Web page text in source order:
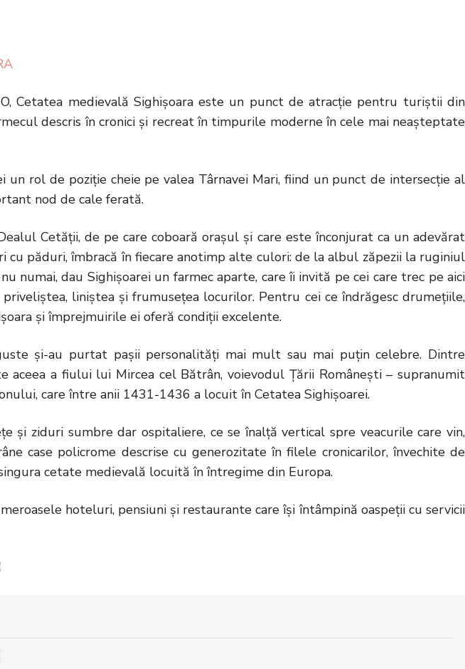
Cetatea medievală Sighişoara este un punct de atracţie pentru turiştii din
descris în cronici şi recreat în timpurile moderne în cele mai neaşteptate
un rol de poziţie cheie pe valea Târnavei Mari, fiind un punct de intersecţie al
nod de cale ferată.
Cetăţii, de pe care coboară oraşul şi care este înconjurat ca un adevărat
cu păduri, îmbracă în fiecare anotimp alte culori: de la albul zăpezii la ruginiul
numai, dau Sighişoarei un farmec aparte, care îi invită pe cei care trec pe aici
liniştea şi frumuseţea locurilor. Pentru cei ce îndrăgesc drumeţiile,
şi împrejmuirile ei oferă condiţii excelente.
şi-au purtat paşii personalităţi mai mult sau mai puţin celebre. Dintre
aceea a fiului lui Mircea cel Bătrân, voievodul Ţării Româneşti – supranumit
care între anii 1431-1436 a locuit în Cetatea Sighişoarei.
şi ziduri sumbre dar ospitaliere, ce se înalţă vertical spre veacurile care vin,
case policrome descrise cu generozitate în filele cronicarilor, învechite de
cetate medievală locuită în întregime din Europa.
hoteluri, pensiuni şi restaurante care îşi întâmpină oaspeţii cu servicii